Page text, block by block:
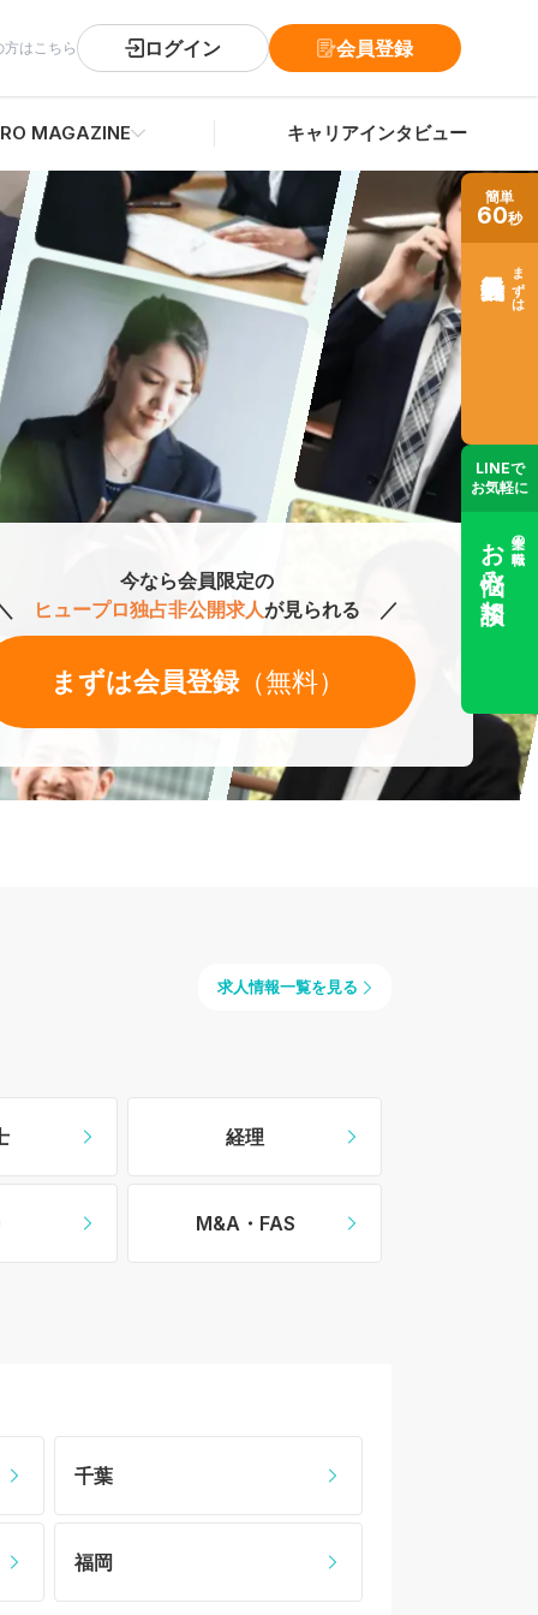
はこちら ログイン 会員登録
MAGAZINE キャリアインタビュー
今なら会員限定の
ヒュープロ独占非公開求人が見られる ／
まずは会員登録（無料）
簡単
60秒
まずは
LINEで
お気軽に
士業の転職
お悩み相談
求人情報一覧を見る
経理
M&A・FAS
千葉
福岡